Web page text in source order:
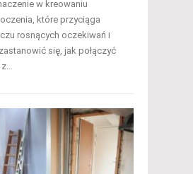
w kreowaniu
które przyciąga
rosnących oczekiwań i
się, jak połączyć
z…